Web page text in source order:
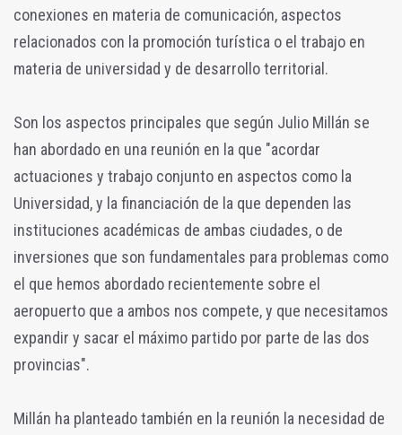
conexiones en materia de comunicación, aspectos
relacionados con la promoción turística o el trabajo en
materia de universidad y de desarrollo territorial.
Son los aspectos principales que según Julio Millán se
han abordado en una reunión en la que "acordar
actuaciones y trabajo conjunto en aspectos como la
Universidad, y la financiación de la que dependen las
instituciones académicas de ambas ciudades, o de
inversiones que son fundamentales para problemas como
el que hemos abordado recientemente sobre el
aeropuerto que a ambos nos compete, y que necesitamos
expandir y sacar el máximo partido por parte de las dos
provincias".
Millán ha planteado también en la reunión la necesidad de